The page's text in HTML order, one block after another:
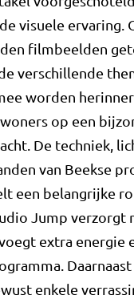
visuele ervaring.
filmbeelden
verschillende
worden
op een
De techniek,
van Beekse
een belangrijke
Jump verzorgt
extra energie
enkele